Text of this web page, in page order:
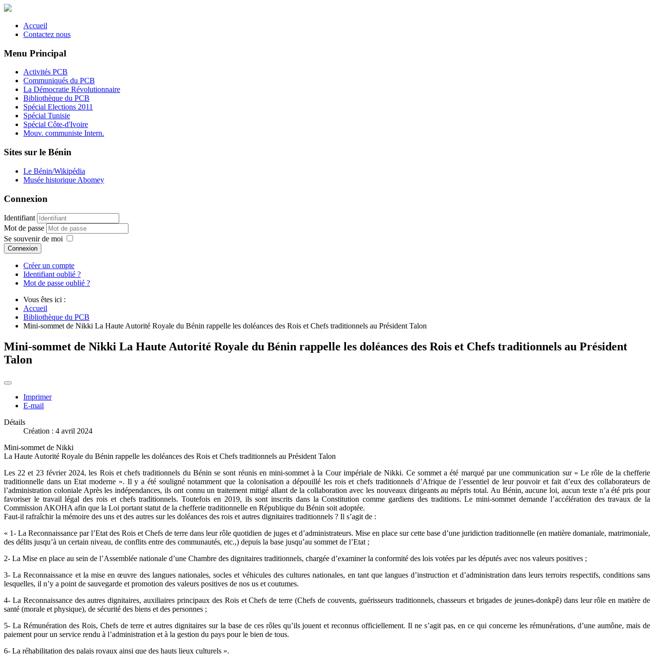
Accueil
Contactez nous
Menu Principal
Activités PCB
Communiqués du PCB
La Démocratie Révolutionnaire
Bibliothèque du PCB
Spécial Elections 2011
Spécial Tunisie
Spécial Côte-d'Ivoire
Mouv. communiste Intern.
Sites sur le Bénin
Le Bénin/Wikipédia
Musée historique Abomey
Connexion
Identifiant
Mot de passe
Se souvenir de moi
Connexion
Créer un compte
Identifiant oublié ?
Mot de passe oublié ?
Vous êtes ici :
Accueil
Bibliothèque du PCB
Mini-sommet de Nikki La Haute Autorité Royale du Bénin rappelle les doléances des Rois et Chefs traditionnels au Président Talon
Mini-sommet de Nikki La Haute Autorité Royale du Bénin rappelle les doléances des Rois et Chefs traditionnels au Président
Talon
Imprimer
E-mail
Détails
Création : 4 avril 2024
Mini-sommet de Nikki
La Haute Autorité Royale du Bénin rappelle les doléances des Rois et Chefs traditionnels au Président Talon
Les 22 et 23 février 2024, les Rois et chefs traditionnels du Bénin se sont réunis en mini-sommet à la Cour impériale de Nikki. Ce sommet a été marqué par une communication sur « Le rôle de la chefferie
traditionnelle dans un Etat moderne ». Il y a été souligné notamment que la colonisation a dépouillé les rois et chefs traditionnels d’Afrique de l’essentiel de leur pouvoir et fait d’eux des collaborateurs de
l’administration coloniale Après les indépendances, ils ont connu un traitement mitigé allant de la collaboration avec les nouveaux dirigeants au mépris total. Au Bénin, aucune loi, aucun texte n’a été pris pour
favoriser le travail légal des rois et chefs traditionnels. Toutefois en 2019, ils sont inscrits dans la Constitution comme gardiens des traditions. Le mini-sommet demande l’accélération des travaux de la
Commission AKOHA afin que la Loi portant statut de la chefferie traditionnelle en République du Bénin soit adoptée.
Faut-il rafraîchir la mémoire des uns et des autres sur les doléances des rois et autres dignitaires traditionnels ? Il s’agit de :
« 1- La Reconnaissance par l’Etat des Rois et Chefs de terre dans leur rôle quotidien de juges et d’administrateurs. Mise en place sur cette base d’une juridiction traditionnelle (en matière domaniale, matrimoniale,
des délits jusqu’à un certain niveau, de conflits entre des communautés, etc.,) depuis la base jusqu’au sommet de l’Etat ;
2- La Mise en place au sein de l’Assemblée nationale d’une Chambre des dignitaires traditionnels, chargée d’examiner la conformité des lois votées par les députés avec nos valeurs positives ;
3- La Reconnaissance et la mise en œuvre des langues nationales, socles et véhicules des cultures nationales, en tant que langues d’instruction et d’administration dans leurs terroirs respectifs, conditions sans
lesquelles, il n’y a point de sauvegarde et promotion des valeurs positives de nos us et coutumes.
4- La Reconnaissance des autres dignitaires, auxiliaires principaux des Rois et Chefs de terre (Chefs de couvents, guérisseurs traditionnels, chasseurs et brigades de jeunes-donkpê) dans leur rôle en matière de
santé (morale et physique), de sécurité des biens et des personnes ;
5- La Rémunération des Rois, Chefs de terre et autres dignitaires sur la base de ces rôles qu’ils jouent et reconnus officiellement. Il ne s’agit pas, en ce qui concerne les rémunérations, d’une aumône, mais de
paiement pour un service rendu à l’administration et à la gestion du pays pour le bien de tous.
6- La réhabilitation des palais royaux ainsi que des hauts lieux culturels ».